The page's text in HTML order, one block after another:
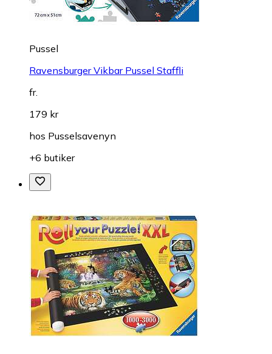
Pussel
Ravensburger Vikbar Pussel Staffli
fr.
179 kr
hos Pusselsavenyn
+6 butiker